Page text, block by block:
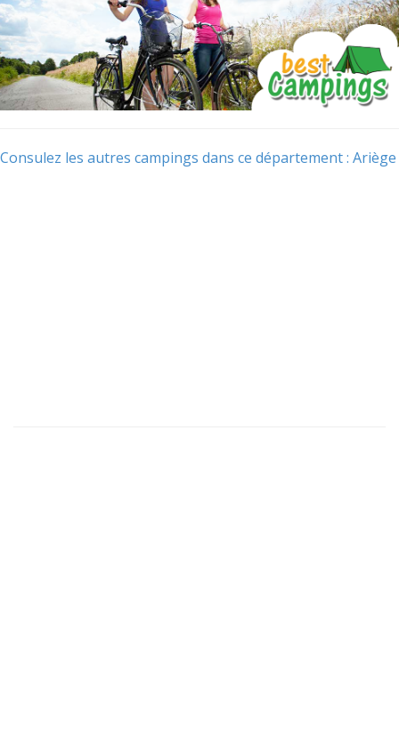
Consulez les autres campings dans ce département : Ariège